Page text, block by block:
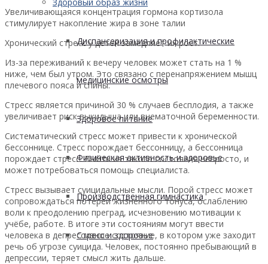
Диспансеризация и профилактические
медицинские осмотры
Здоровое питание
Физическая активность и здоровье
Производственная гимнастика
Стресс и здоровье
Увеличивающаяся концентрация гормона кортизола
стимулирует накопление жира в зоне талии
Хронический стресс у детей замедляет их рост.
Из-за переживаний к вечеру человек может стать на 1 %
ниже, чем был утром. Это связано с перенапряжением мышц
плечевого пояса и спины.
Стресс является причиной 30 % случаев бесплодия, а также
увеличивает риск выкидыша или внематочной беременности.
Систематический стресс может привести к хронической
бессоннице. Стресс порождает бессонницу, а бессонница
порождает стресс. Выйти из такого состояния непросто, и
может потребоваться помощь специалиста.
Стресс вызывает суицидальные мысли. Порой стресс может
сопровождаться потерей жизненного тонуса, ослаблению
воли к преодолению преград, исчезновению мотивации к
учёбе, работе. В итоге эти состояниям могут ввести
человека в депрессивное состояние, в котором уже заходит
речь об угрозе суицида. Человек, постоянно пребывающий в
депрессии, теряет смысл жить дальше.